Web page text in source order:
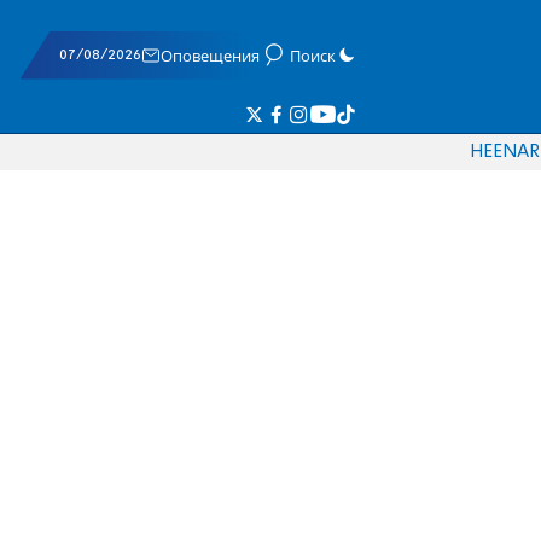
07/08/2026 Оповещения Поиск
HEENAR